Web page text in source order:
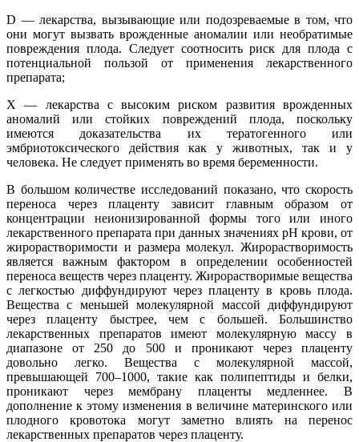
D — лекарства, вызывающие или подозреваемые в том, что
они могут вызвать врожденные аномалии или необратимые
повреждения плода. Следует соотносить риск для плода с
потенциальной пользой от применения лекарственного
препарата;
X — лекарства с высоким риском развития врожденных
аномалий или стойких повреждений плода, поскольку
имеются доказательства их тератогенного или
эмбриотоксического действия как у животных, так и у
человека. Не следует применять во время беременности.
В большом количестве исследований показано, что скорость
переноса через плаценту зависит главным образом от
концентрации неионизированной формы того или иного
лекарственного препарата при данных значениях рН крови, от
жирорастворимости и размера молекул. Жирорастворимость
является важным фактором в определении особенностей
переноса веществ через плаценту. Жирорастворимые вещества
с легкостью диффундируют через плаценту в кровь плода.
Вещества с меньшей молекулярной массой диффундируют
через плаценту быстрее, чем с большей. Большинство
лекарственных препаратов имеют молекулярную массу в
диапазоне от 250 до 500 и проникают через плаценту
довольно легко. Вещества с молекулярной массой,
превышающей 700–1000, такие как полипептиды и белки,
проникают через мембрану плаценты медленнее. В
дополнение к этому изменения в величине материнского или
плодного кровотока могут заметно влиять на перенос
лекарственных препаратов через плаценту.